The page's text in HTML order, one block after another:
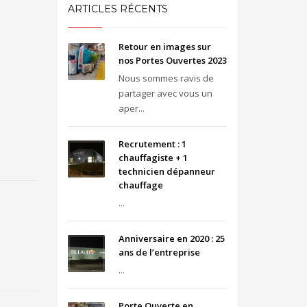
ARTICLES RÉCENTS
Retour en images sur
nos Portes Ouvertes 2023
Nous sommes ravis de
partager avec vous un
aper...
Recrutement : 1
chauffagiste + 1
technicien dépanneur
chauffage
...
Anniversaire en 2020 : 25
ans de l’entreprise
...